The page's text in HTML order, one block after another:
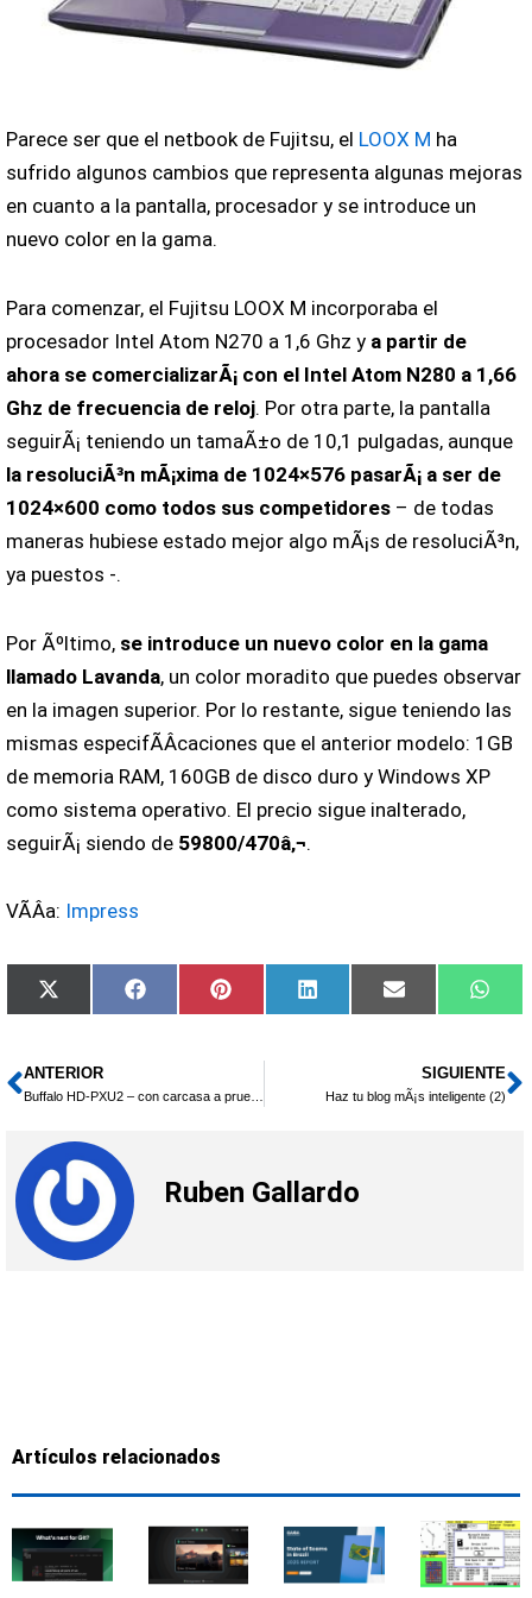
Parece ser que el netbook de Fujitsu, el LOOX M ha
sufrido algunos cambios que representa algunas mejoras
en cuanto a la pantalla, procesador y se introduce un
nuevo color en la gama.
Para comenzar, el Fujitsu LOOX M incorporaba el
procesador Intel Atom N270 a 1,6 Ghz y a partir de
ahora se comercializarÃ¡ con el Intel Atom N280 a 1,66
Ghz de frecuencia de reloj. Por otra parte, la pantalla
seguirÃ¡ teniendo un tamaÃ±o de 10,1 pulgadas, aunque
la resoluciÃ³n mÃ¡xima de 1024×576 pasarÃ¡ a ser de
1024×600 como todos sus competidores– de todas
maneras hubiese estado mejor algo mÃ¡s de resoluciÃ³n,
ya puestos -.
Por Ãºltimo, se introduce un nuevo color en la gama
llamado Lavanda, un color moradito que puedes observar
en la imagen superior. Por lo restante, sigue teniendo las
mismas especifÃ­Â­caciones que el anterior modelo: 1GB
de memoria RAM, 160GB de disco duro y Windows XP
como sistema operativo. El precio sigue inalterado,
seguirÃ¡ siendo de 59800/470â‚¬.
VÃ­Â­a: Impress
Compartir
en
X
(Twitter)
Compartir
en
FacebookCompartir
en
PinterestCompartir
en
LinkedIn
Compartir
en
Email
en
Ant
ANTERIOR
Buffalo HD-PXU2 – con carcasa a prueba de golpes
SIGUIENTE
Haz tu blog mÃ¡s inteligente (2)
Ruben Gallardo
Artículos relacionados